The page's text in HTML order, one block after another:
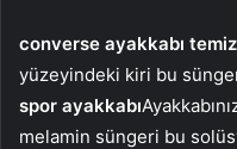
converse ayakkabı
yüzeyindeki kiri bu
spor ayakkabı
melamin süngeri bu